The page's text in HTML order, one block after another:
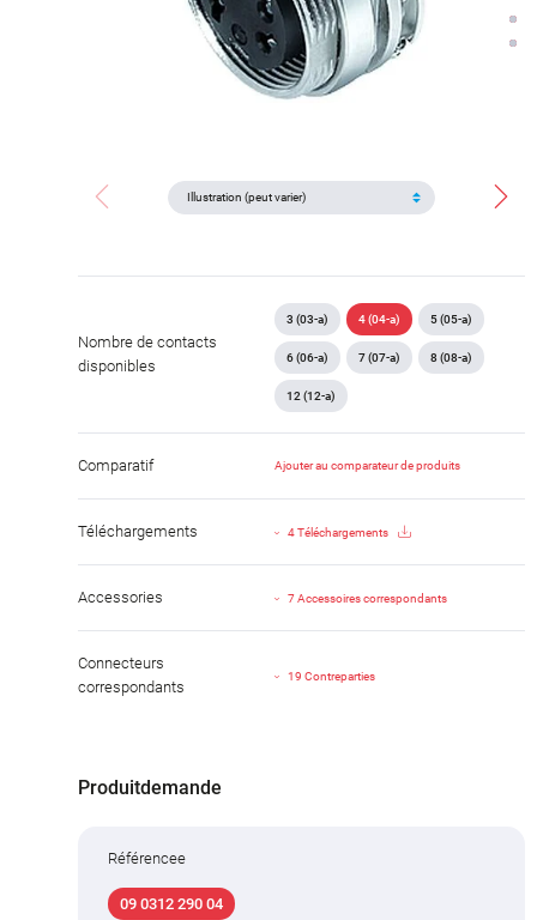
Nombre de contacts
disponibles
3 (03-a) 4 (04-a) 5 (05-a)
6 (06-a) 7 (07-a) 8 (08-a)
12 (12-a)
Comparatif Ajouter au comparateur de produits
Téléchargements 4 Téléchargements
Accessories 7 Accessoires correspondants
Connecteurs
correspondants
19 Contreparties
Produitdemande
Référencee
09 0312 290 04